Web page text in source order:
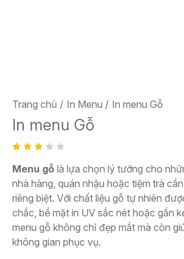
Trang chủ In Menu In menu Gỗ
In menu Gỗ
trên
5 dựa
trên
đánh
giá
Menu gỗ là lựa chọn lý tưởng cho
nhà hàng, quán nhậu hoặc tiệm trà
riêng biệt. Với chất liệu gỗ tự nhiên
chắc, bề mặt in UV sắc nét hoặc gắn
menu gỗ không chỉ đẹp mắt mà còn
không gian phục vụ.